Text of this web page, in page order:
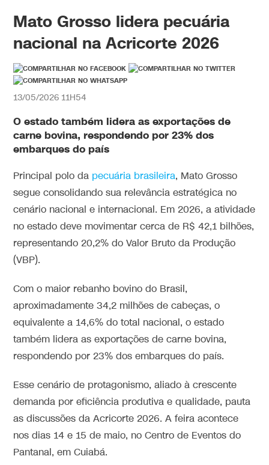
Mato Grosso lidera pecuária
nacional na Acricorte 2026
13/05/2026 11H54
O estado também lidera as exportações de
carne bovina, respondendo por 23% dos
embarques do país
Principal polo da pecuária brasileira, Mato Grosso
segue consolidando sua relevância estratégica no
cenário nacional e internacional. Em 2026, a atividade
no estado deve movimentar cerca de R$ 42,1 bilhões,
representando 20,2% do Valor Bruto da Produção
(VBP).
Com o maior rebanho bovino do Brasil,
aproximadamente 34,2 milhões de cabeças, o
equivalente a 14,6% do total nacional, o estado
também lidera as exportações de carne bovina,
respondendo por 23% dos embarques do país.
Esse cenário de protagonismo, aliado à crescente
demanda por eficiência produtiva e qualidade, pauta
as discussões da Acricorte 2026. A feira acontece
nos dias 14 e 15 de maio, no Centro de Eventos do
Pantanal, em Cuiabá.